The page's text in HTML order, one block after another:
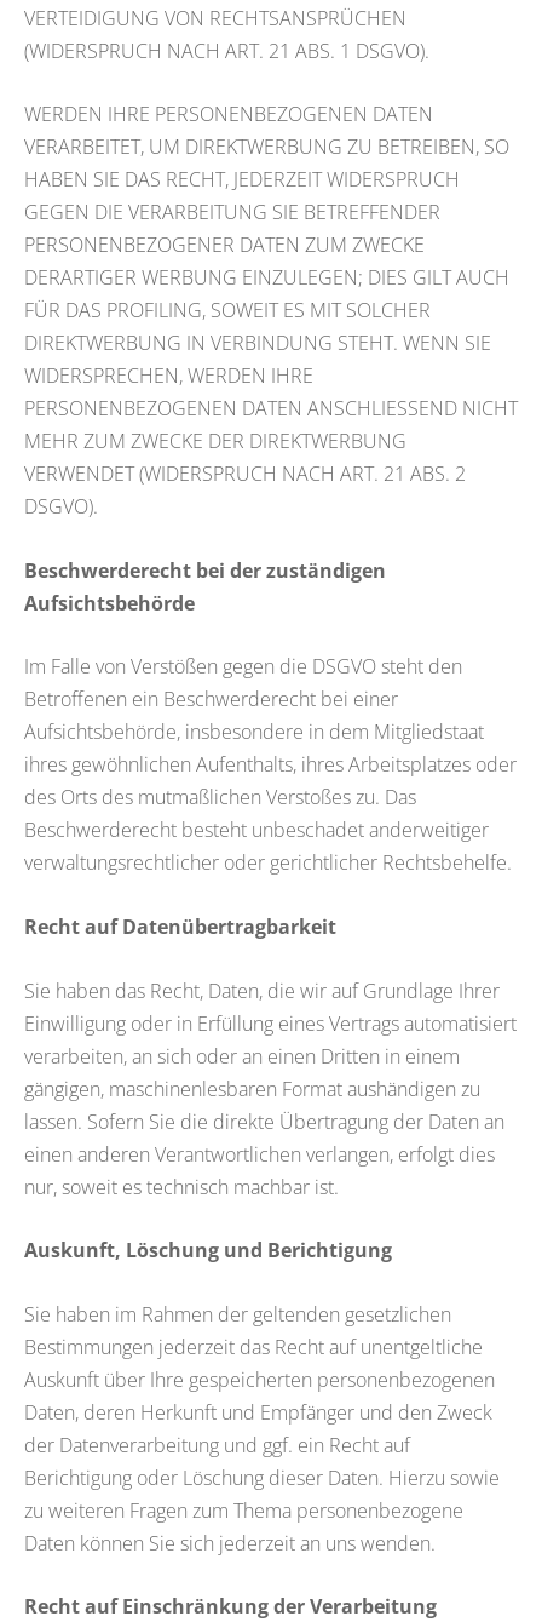
VERTEIDIGUNG VON RECHTSANSPRÜCHEN
(WIDERSPRUCH NACH ART. 21 ABS. 1 DSGVO).
WERDEN IHRE PERSONENBEZOGENEN DATEN
VERARBEITET, UM DIREKTWERBUNG ZU BETREIBEN, SO
HABEN SIE DAS RECHT, JEDERZEIT WIDERSPRUCH
GEGEN DIE VERARBEITUNG SIE BETREFFENDER
PERSONENBEZOGENER DATEN ZUM ZWECKE
DERARTIGER WERBUNG EINZULEGEN; DIES GILT AUCH
FÜR DAS PROFILING, SOWEIT ES MIT SOLCHER
DIREKTWERBUNG IN VERBINDUNG STEHT. WENN SIE
WIDERSPRECHEN, WERDEN IHRE
PERSONENBEZOGENEN DATEN ANSCHLIESSEND NICHT
MEHR ZUM ZWECKE DER DIREKTWERBUNG
VERWENDET (WIDERSPRUCH NACH ART. 21 ABS. 2
DSGVO).
Beschwerderecht bei der zuständigen
Aufsichtsbehörde
Im Falle von Verstößen gegen die DSGVO steht den
Betroffenen ein Beschwerderecht bei einer
Aufsichtsbehörde, insbesondere in dem Mitgliedstaat
ihres gewöhnlichen Aufenthalts, ihres Arbeitsplatzes oder
des Orts des mutmaßlichen Verstoßes zu. Das
Beschwerderecht besteht unbeschadet anderweitiger
verwaltungsrechtlicher oder gerichtlicher Rechtsbehelfe.
Recht auf Datenübertragbarkeit
Sie haben das Recht, Daten, die wir auf Grundlage Ihrer
Einwilligung oder in Erfüllung eines Vertrags automatisiert
verarbeiten, an sich oder an einen Dritten in einem
gängigen, maschinenlesbaren Format aushändigen zu
lassen. Sofern Sie die direkte Übertragung der Daten an
einen anderen Verantwortlichen verlangen, erfolgt dies
nur, soweit es technisch machbar ist.
Auskunft, Löschung und Berichtigung
Sie haben im Rahmen der geltenden gesetzlichen
Bestimmungen jederzeit das Recht auf unentgeltliche
Auskunft über Ihre gespeicherten personenbezogenen
Daten, deren Herkunft und Empfänger und den Zweck
der Datenverarbeitung und ggf. ein Recht auf
Berichtigung oder Löschung dieser Daten. Hierzu sowie
zu weiteren Fragen zum Thema personenbezogene
Daten können Sie sich jederzeit an uns wenden.
Recht auf Einschränkung der Verarbeitung